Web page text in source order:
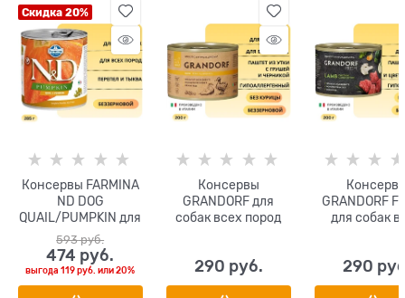
Скидка 20%
Консервы FARMINA
ND DOG
QUAIL/PUMPKIN для
взрослых собак
всех пород с
перепелом и тыквой
593 руб.
474 руб.
выгода119 руб. или20%
Консервы
GRANDORF для
собак всех пород
290 руб.
GRANDORF
для собак
и цветной
290